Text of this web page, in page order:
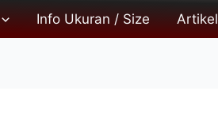
Info Ukuran / Size Artikel